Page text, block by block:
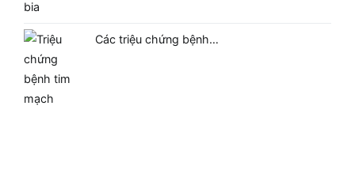
Các triệu chứng bệnh…